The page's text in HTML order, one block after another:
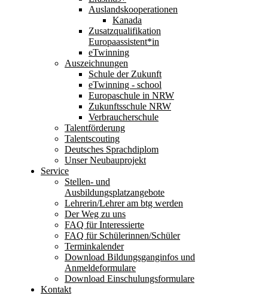
Auslandskooperationen
Kanada
Zusatzqualifikation
Europaassistent*in
eTwinning
Auszeichnungen
Schule der Zukunft
eTwinning - school
Europaschule in NRW
Zukunftsschule NRW
Verbraucherschule
Talentförderung
Talentscouting
Deutsches Sprachdiplom
Unser Neubauprojekt
Service
Stellen- und
Ausbildungsplatzangebote
Lehrerin/Lehrer am btg werden
Der Weg zu uns
FAQ für Interessierte
FAQ für Schülerinnen/Schüler
Terminkalender
Download Bildungsganginfos und
Anmeldeformulare
Download Einschulungsformulare
Kontakt